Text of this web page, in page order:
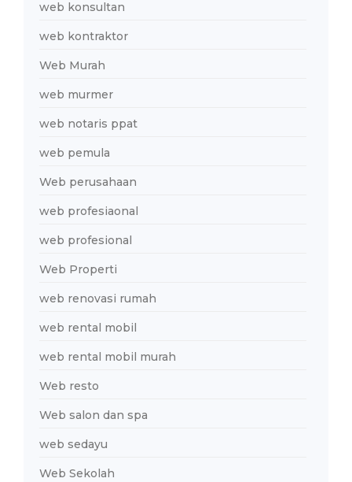
web konsultan
web kontraktor
Web Murah
web murmer
web notaris ppat
web pemula
Web perusahaan
web profesiaonal
web profesional
Web Properti
web renovasi rumah
web rental mobil
web rental mobil murah
Web resto
Web salon dan spa
web sedayu
Web Sekolah